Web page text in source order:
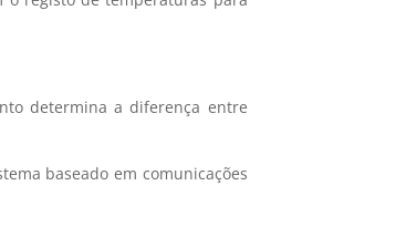
determina a diferença entre
baseado em comunicações